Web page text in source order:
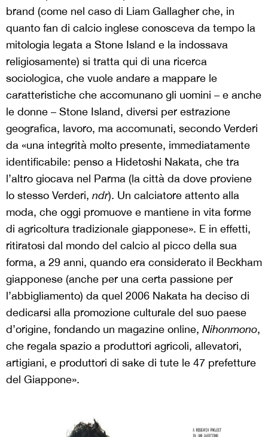
brand (come nel caso di Liam Gallagher che, in
quanto fan di calcio inglese conosceva da tempo la
mitologia legata a Stone Island e la indossava
religiosamente) si tratta qui di una ricerca
sociologica, che vuole andare a mappare le
caratteristiche che accomunano gli uomini – e anche
le donne – Stone Island, diversi per estrazione
geografica, lavoro, ma accomunati, secondo Verderi
da «una integrità molto presente, immediatamente
identificabile: penso a Hidetoshi Nakata, che tra
l’altro giocava nel Parma (la città da dove proviene
lo stesso Verderi, ndr). Un calciatore attento alla
moda, che oggi promuove e mantiene in vita forme
di agricoltura tradizionale giapponese». E in effetti,
ritiratosi dal mondo del calcio al picco della sua
forma, a 29 anni, quando era considerato il Beckham
giapponese (anche per una certa passione per
l’abbigliamento) da quel 2006 Nakata ha deciso di
dedicarsi alla promozione culturale del suo paese
d’origine, fondando un magazine online, Nihonmono,
che regala spazio a produttori agricoli, allevatori,
artigiani, e produttori di sake di tute le 47 prefetture
del Giappone».